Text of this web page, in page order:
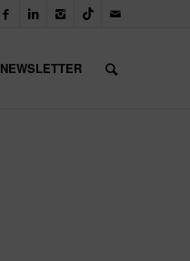
NEWSLETTER